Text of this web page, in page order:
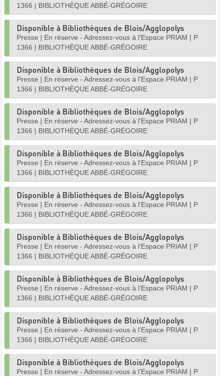
1366 | BIBLIOTHÈQUE ABBÉ-GRÉGOIRE
Disponible à Bibliothèques de Blois/Agglopolys
Presse | En réserve - Adressez-vous à l'Espace PRIAM | P
1366 | BIBLIOTHÈQUE ABBÉ-GRÉGOIRE
Disponible à Bibliothèques de Blois/Agglopolys
Presse | En réserve - Adressez-vous à l'Espace PRIAM | P
1366 | BIBLIOTHÈQUE ABBÉ-GRÉGOIRE
Disponible à Bibliothèques de Blois/Agglopolys
Presse | En réserve - Adressez-vous à l'Espace PRIAM | P
1366 | BIBLIOTHÈQUE ABBÉ-GRÉGOIRE
Disponible à Bibliothèques de Blois/Agglopolys
Presse | En réserve - Adressez-vous à l'Espace PRIAM | P
1366 | BIBLIOTHÈQUE ABBÉ-GRÉGOIRE
Disponible à Bibliothèques de Blois/Agglopolys
Presse | En réserve - Adressez-vous à l'Espace PRIAM | P
1366 | BIBLIOTHÈQUE ABBÉ-GRÉGOIRE
Disponible à Bibliothèques de Blois/Agglopolys
Presse | En réserve - Adressez-vous à l'Espace PRIAM | P
1366 | BIBLIOTHÈQUE ABBÉ-GRÉGOIRE
Disponible à Bibliothèques de Blois/Agglopolys
Presse | En réserve - Adressez-vous à l'Espace PRIAM | P
1366 | BIBLIOTHÈQUE ABBÉ-GRÉGOIRE
Disponible à Bibliothèques de Blois/Agglopolys
Presse | En réserve - Adressez-vous à l'Espace PRIAM | P
1366 | BIBLIOTHÈQUE ABBÉ-GRÉGOIRE
Disponible à Bibliothèques de Blois/Agglopolys
Presse | En réserve - Adressez-vous à l'Espace PRIAM | P